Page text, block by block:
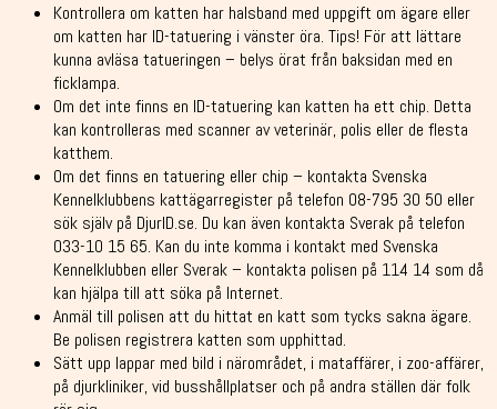
Kontrollera om katten har halsband med uppgift om ägare eller
om katten har ID-tatuering i vänster öra. Tips! För att lättare
kunna avläsa tatueringen – belys örat från baksidan med en
ficklampa.
Om det inte finns en ID-tatuering kan katten ha ett chip. Detta
kan kontrolleras med scanner av veterinär, polis eller de flesta
katthem.
Om det finns en tatuering eller chip – kontakta Svenska
Kennelklubbens kattägarregister på telefon 08-795 30 50 eller
sök själv på DjurID.se. Du kan även kontakta Sverak på telefon
033-10 15 65. Kan du inte komma i kontakt med Svenska
Kennelklubben eller Sverak – kontakta polisen på 114 14 som då
kan hjälpa till att söka på Internet.
Anmäl till polisen att du hittat en katt som tycks sakna ägare.
Be polisen registrera katten som upphittad.
Sätt upp lappar med bild i närområdet, i mataffärer, i zoo-affärer,
på djurkliniker, vid busshållplatser och på andra ställen där folk